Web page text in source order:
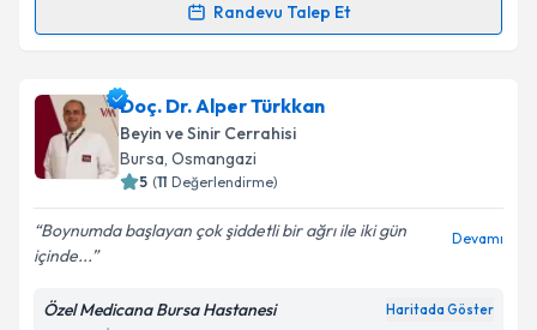
Randevu Talep Et
Randevu Takvimi Talebi
Uzm. Dr. Leman Sucaziçin randevu takvimi talebi
oluşturun. Size bu uzmandan randevu almanız için bir
takvim hazırlandığında e-posta ile bilgilendireceğiz.
Kişisel verilerimin işlenmesine ilişkin Aydınlatma
Doç. Dr. Alper Türkkan
Beyin ve Sinir Cerrahisi
Bursa, Osmangazi
5 (11 Değerlendirme)
Boynumda başlayan çok şiddetli bir ağrı ile iki gün
içinde...
Devamı
Özel Medicana Bursa Hastanesi Haritada Göster